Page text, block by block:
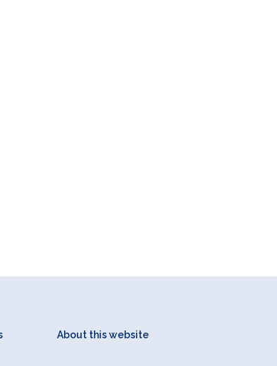
About this website